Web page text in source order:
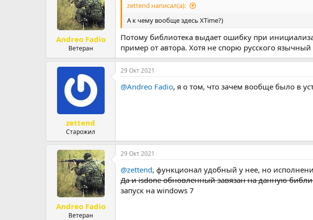
Andreo Fadio
Ветеран
zettend написал(а):
А к чему вообще здесь XTime?)
Потому библиотека выдает ошибку при
пример от автора. Хотя не спорю русского
zettend
Старожил
29 Окт 2021
@Andreo Fadio, я о том, что зачем вообще было в
Andreo Fadio
Ветеран
29 Окт 2021
@zettend, функционал удобный у нее, но
Да и isdone обновленный завязан на данную
запуск на windows 7